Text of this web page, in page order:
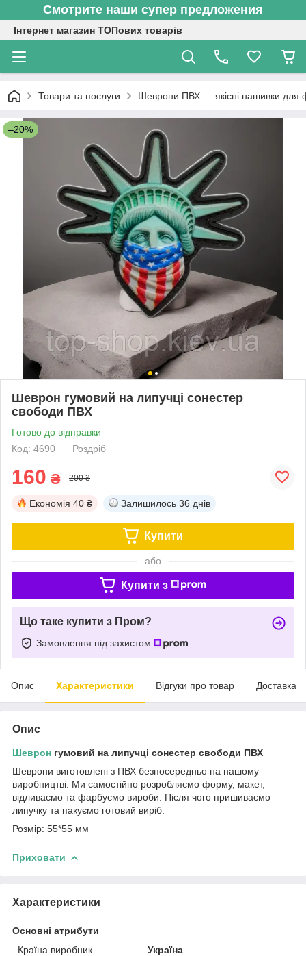
Смотрите наши супер предложения
Інтернет магазин ТОПових товарів
Товари та послуги Шеврони ПВХ — якісні нашивки для
–20%
Шеврон гумовий на липучці сонестер
свободи ПВХ
Готово до відправки
Код: 4690
Роздріб
160 ₴ 200 ₴
Економія 40 ₴ Залишилось 36 днів
Купити
або
Купити з
Що таке купити з Пром?
Замовлення під захистом
Опис Характеристики Відгуки про товар Доставка
Опис
Шеврон гумовий на липучці сонестер свободи ПВХ
Шеврони виготовлені з ПВХ безпосередньо на нашому
виробництві. Ми самостійно розробляємо форму, макет,
відливаємо та фарбуємо вироби. Після чого пришиваємо
липучку та пакуємо готовий виріб.
Розмір: 55*55 мм
Приховати
Характеристики
Основні атрибути
Країна виробник
Україна